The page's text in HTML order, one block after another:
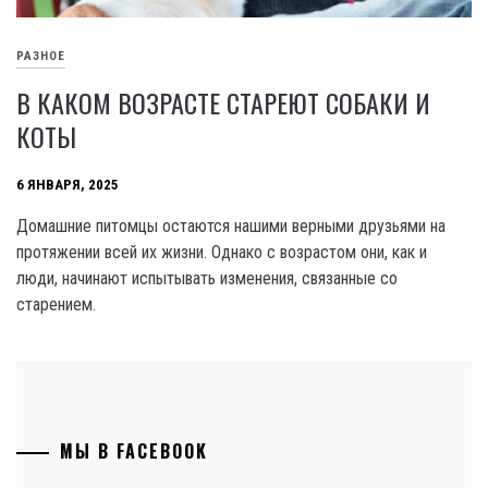
РАЗНОЕ
В КАКОМ ВОЗРАСТЕ СТАРЕЮТ СОБАКИ И
КОТЫ
6 ЯНВАРЯ, 2025
Домашние питомцы остаются нашими верными друзьями на
протяжении всей их жизни. Однако с возрастом они, как и
люди, начинают испытывать изменения, связанные со
старением.
МЫ В FACEBOOK